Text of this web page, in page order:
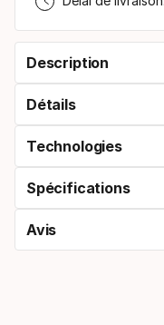
Description
Détails
Technologies
Spécifications
Avis